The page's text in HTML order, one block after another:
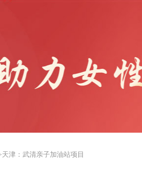
天津：武清亲子加油站项目